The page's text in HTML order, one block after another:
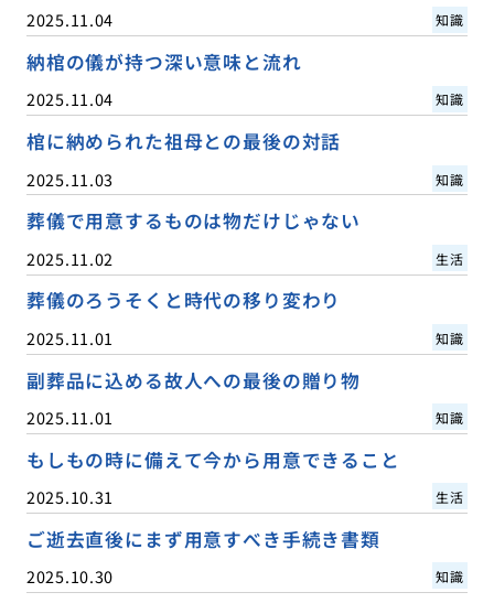
2025.11.04 知識
納棺の儀が持つ深い意味と流れ
2025.11.04 知識
棺に納められた祖母との最後の対話
2025.11.03 知識
葬儀で用意するものは物だけじゃない
2025.11.02 生活
葬儀のろうそくと時代の移り変わり
2025.11.01 知識
副葬品に込める故人への最後の贈り物
2025.11.01 知識
もしもの時に備えて今から用意できること
2025.10.31 生活
ご逝去直後にまず用意すべき手続き書類
2025.10.30 知識